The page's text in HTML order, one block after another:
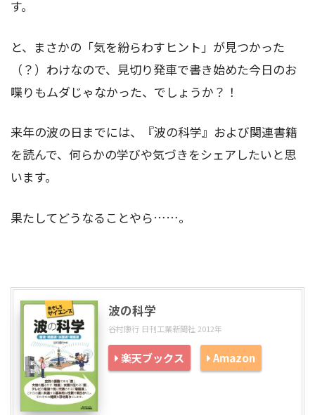
す。
と、まさかの「気を紛らわすヒント」が見つかった
（？）わけなので、見切り発車で書き始めた今日のお
喋りもムダじゃなかった、でしょうか？！
来年の波の日までには、『波の科学』および関連書籍
を読んで、何らかの学びや気づきをシェアしたいと思
います。
果たしてどうなることやら……。
波の科学
谷村康行 日刊工業新聞社 2012年
楽天ブックス Amazon